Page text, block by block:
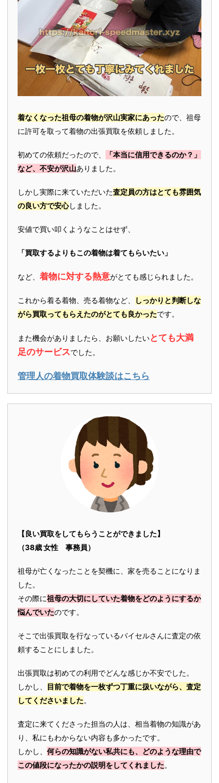
着なくなった祖母の着物が沢山実家にあったので、祖母
に許可を取って着物の出張買取を依頼しました。
初めての依頼だったので、
「本当に信用できるのか？」
など、不安が沢山ありました。
しかし実際に来ていただいた査定員の方はとても雰囲気
の良い方で安心しました。
安値で買い叩くようなことはせず、
「買取するよりもこの着物は着てもらいたい」
など、 着物に対する熱意がとても感じられました。
これから着る着物、売る着物など、
しっかりと判断しな
がら買取ってもらえたのがとても良かったです。
また機会がありましたら、お願いしたい とても大満
足のサービスでした。
管理人の着物買取体験談はこちら
【良い買取をしてもらうことができました】
（38歳 女性 事務員）
祖母が亡くなったことを契機に、家を売ることになりま
した。
その際に祖母の大切にしていた着物をどのようにするか
悩んでいたのです。
そこで出張買取を行なっているバイセルさんに査定の依
頼することにしました。
出張買取は初めての利用でどんな感じか不安でした。
しかし、
目前で着物を一枚ずつ丁重に扱いながら、査定
してくださいました。
査定に来てくださった担当の人は、相当着物の知識があ
り、私にもわからない内容も多かったです。
しかし、 何らの知識がない私共にも、どのような理由で
この値段になったかの説明をしてくれました。